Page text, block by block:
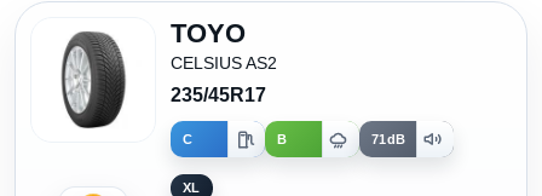
TOYO
CELSIUS AS2
235/45R17
C B 71dB
XL